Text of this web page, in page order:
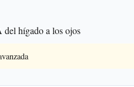
del hígado a los ojos